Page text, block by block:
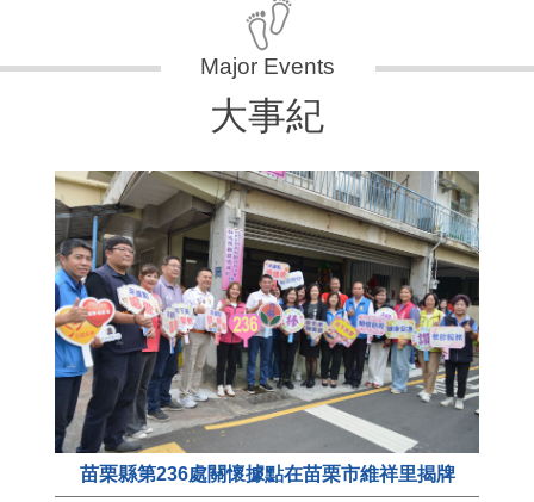
大事紀
苗栗縣第236處關懷據點在苗栗市維祥里揭牌